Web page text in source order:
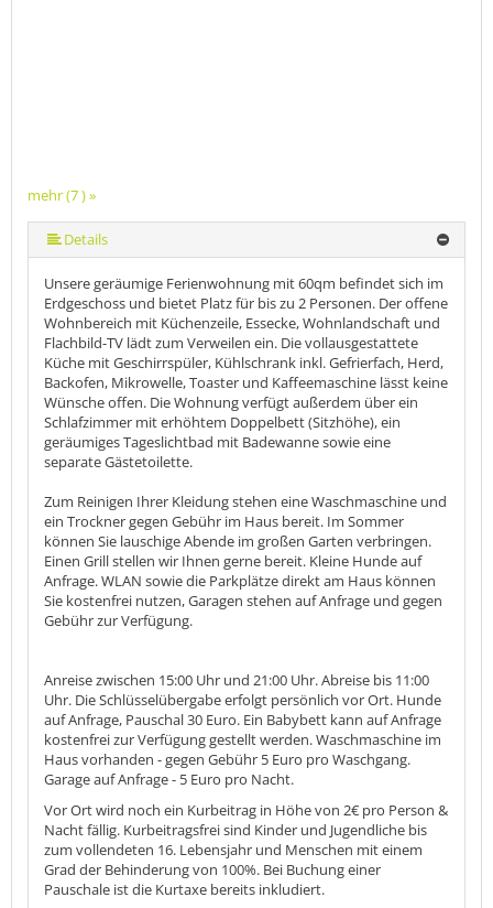
mehr (7 ) »
mehr (7 ) »
mehr (7 ) »
mehr (7 ) »
Details
Unsere geräumige Ferienwohnung mit 60qm befindet sich im
Erdgeschoss und bietet Platz für bis zu 2 Personen. Der offene
Wohnbereich mit Küchenzeile, Essecke, Wohnlandschaft und
Flachbild-TV lädt zum Verweilen ein. Die vollausgestattete
Küche mit Geschirrspüler, Kühlschrank inkl. Gefrierfach, Herd,
Backofen, Mikrowelle, Toaster und Kaffeemaschine lässt keine
Wünsche offen. Die Wohnung verfügt außerdem über ein
Schlafzimmer mit erhöhtem Doppelbett (Sitzhöhe), ein
geräumiges Tageslichtbad mit Badewanne sowie eine
separate Gästetoilette.
Zum Reinigen Ihrer Kleidung stehen eine Waschmaschine und
ein Trockner gegen Gebühr im Haus bereit. Im Sommer
können Sie lauschige Abende im großen Garten verbringen.
Einen Grill stellen wir Ihnen gerne bereit. Kleine Hunde auf
Anfrage. WLAN sowie die Parkplätze direkt am Haus können
Sie kostenfrei nutzen, Garagen stehen auf Anfrage und gegen
Gebühr zur Verfügung.
Anreise zwischen 15:00 Uhr und 21:00 Uhr. Abreise bis 11:00
Uhr. Die Schlüsselübergabe erfolgt persönlich vor Ort. Hunde
auf Anfrage, Pauschal 30 Euro. Ein Babybett kann auf Anfrage
kostenfrei zur Verfügung gestellt werden. Waschmaschine im
Haus vorhanden - gegen Gebühr 5 Euro pro Waschgang.
Garage auf Anfrage - 5 Euro pro Nacht.
Vor Ort wird noch ein Kurbeitrag in Höhe von 2€ pro Person &
Nacht fällig. Kurbeitragsfrei sind Kinder und Jugendliche bis
zum vollendeten 16. Lebensjahr und Menschen mit einem
Grad der Behinderung von 100%. Bei Buchung einer
Pauschale ist die Kurtaxe bereits inkludiert.